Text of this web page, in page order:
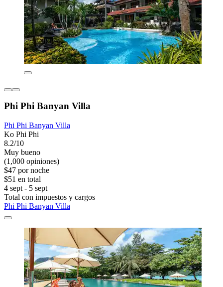
Phi Phi Banyan Villa
Phi Phi Banyan Villa
Ko Phi Phi
8.2/10
Muy bueno
(1,000 opiniones)
$47 por noche
$51 en total
4 sept - 5 sept
Total con impuestos y cargos
Phi Phi Banyan Villa